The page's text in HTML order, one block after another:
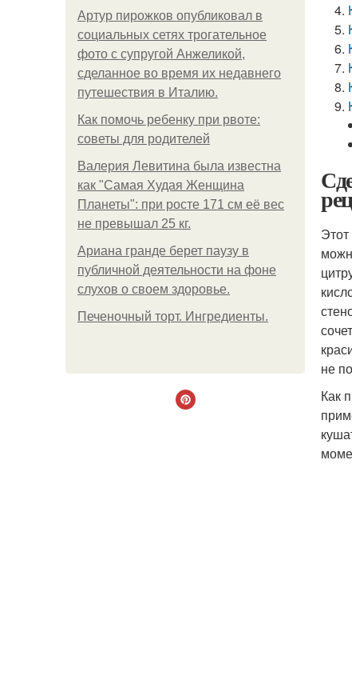
Артур пирожков опубликовал в
социальных сетях трогательное
фото с супругой Анжеликой,
сделанное во время их недавнего
путешествия в Италию.
Как помочь ребенку при рвоте:
советы для родителей
Валерия Левитина была известна
как "Самая Худая Женщина
Планеты": при росте 171 см её вес
не превышал 25 кг.
Ариана гранде берет паузу в
публичной деятельности на фоне
слухов о своем здоровье.
Печеночный торт. Ингредиенты.
не
Как